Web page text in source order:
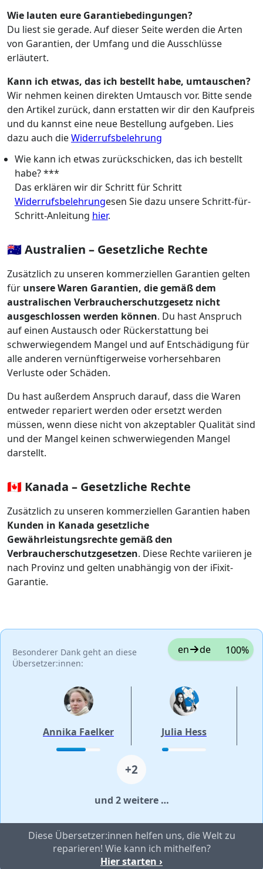
Wie lauten eure Garantiebedingungen?
Du liest sie gerade. Auf dieser Seite werden die Arten
von Garantien, der Umfang und die Ausschlüsse
erläutert.
Kann ich etwas, das ich bestellt habe, umtauschen?
Wir nehmen keinen direkten Umtausch vor. Bitte sende
den Artikel zurück, dann erstatten wir dir den Kaufpreis
und du kannst eine neue Bestellung aufgeben. Lies
dazu auch dieWiderrufsbelehrung
Wie kann ich etwas zurückschicken, das ich bestellt
habe? ***
Das erklären wir dir Schritt für Schritt
Widerrufsbelehrungesen Sie dazu unsere Schritt-für-
Schritt-Anleitung hier.
🇦🇺 Australien – Gesetzliche Rechte
Zusätzlich zu unseren kommerziellen Garantien gelten
für unsere Waren Garantien, die gemäß dem
australischen Verbraucherschutzgesetz nicht
ausgeschlossen werden können. Du hast Anspruch
auf einen Austausch oder Rückerstattung bei
schwerwiegendem Mangel und auf Entschädigung für
alle anderen vernünftigerweise vorhersehbaren
Verluste oder Schäden.
Du hast außerdem Anspruch darauf, dass die Waren
entweder repariert werden oder ersetzt werden
müssen, wenn diese nicht von akzeptabler Qualität sind
und der Mangel keinen schwerwiegenden Mangel
darstellt.
🇨🇦 Kanada – Gesetzliche Rechte
Zusätzlich zu unseren kommerziellen Garantien haben
Kunden in Kanada gesetzliche
Gewährleistungsrechte gemäß den
Verbraucherschutzgesetzen. Diese Rechte variieren je
nach Provinz und gelten unabhängig von der iFixit-
Garantie.
Besonderer Dank geht an diese
Übersetzer:innen:
en de 100%
Annika Faelker Julia Hess
+2
und 2 weitere …
Diese Übersetzer:innen helfen uns, die Welt zu
reparieren! Wie kann ich mithelfen?
Hier starten ›